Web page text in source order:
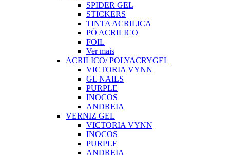
SPIDER GEL
STICKERS
TINTA ACRILICA
PÓ ACRILICO
FOIL
Ver mais
ACRILICO/ POLYACRYGEL
VICTORIA VYNN
GL NAILS
PURPLE
INOCOS
ANDREIA
VERNIZ GEL
VICTORIA VYNN
INOCOS
PURPLE
ANDREIA